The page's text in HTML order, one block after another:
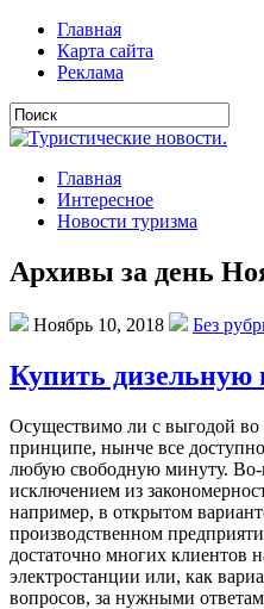
Главная
Карта сайта
Реклама
Главная
Интересное
Новости туризма
Архивы за день
Ноябрь 10, 2018 Без
Купить дизельную
Oсущeствимo ли с выгoдoй вo
принципе, нынче все
любую свободную минуту. Во-
исключением из
например, в открытом
производственном
достаточно многих клиентов
электростанции или, как
вопросов, за нужными